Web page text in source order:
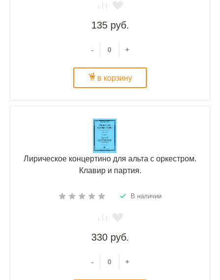
135 руб.
- +
в корзину
Лирическое концертино для альта с оркестром.
Клавир и партия.
В наличии
330 руб.
- +